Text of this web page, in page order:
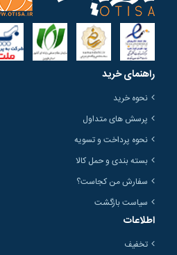
راهنمای خرید
نحوه خرید
پرسش های متداول
نحوه پرداخت و تسویه
بسته بندی و حمل کالا
سفارش من کجاست؟
سیاست بازگشت
اطلاعات
تخفیف